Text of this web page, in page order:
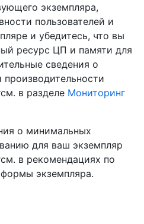
экземпляра,
пользователей и
и убедитесь, что вы
ресурс ЦП и памяти для
сведения о
в разделе Мониторинг
о минимальных
для ваш экземпляр
в рекомендациях по
экземпляра.